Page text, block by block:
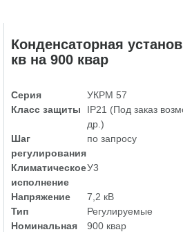
Конденсаторная
кв на 900 квар
Серия
УКРМ 57
Класс защиты
IP21 (Под заказ
др.)
Шаг
регулирования
по запросу
Климатическое
исполнение
У3
Напряжение
7,2 кВ
Тип
Регулируемые
Номинальная
900 квар